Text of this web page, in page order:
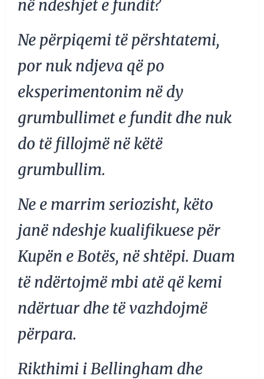
në ndeshjet e fundit?
Ne përpiqemi të përshtatemi,
por nuk ndjeva që po
eksperimentonim në dy
grumbullimet e fundit dhe nuk
do të fillojmë në këtë
grumbullim.
Ne e marrim seriozisht, këto
janë ndeshje kualifikuese për
Kupën e Botës, në shtëpi. Duam
të ndërtojmë mbi atë që kemi
ndërtuar dhe të vazhdojmë
përpara.
Rikthimi i Bellingham dhe